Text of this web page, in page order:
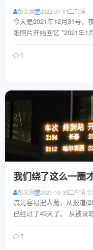
彭文凤 2022-01-01 杂语
今天是2021年12月31号，
张照片开始回忆 *2021年1
0
我们绕了这么一圈
彭文凤 2021-10-30 杂语
流光容易把人抛，从报道
已经过了49天了。 从被录
5